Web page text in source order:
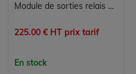
Module de sorties relais Omron C200H-OC221 - 8 sorties 2A
225.00 € HT prix tarif
En stock